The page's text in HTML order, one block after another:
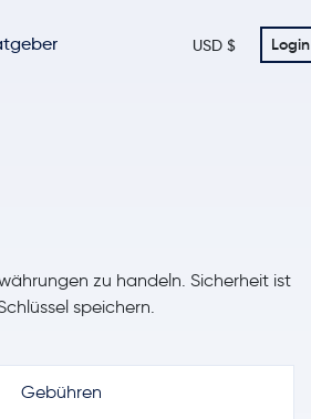
USD $ Login
zu handeln. Sicherheit ist
speichern.
Gebühren